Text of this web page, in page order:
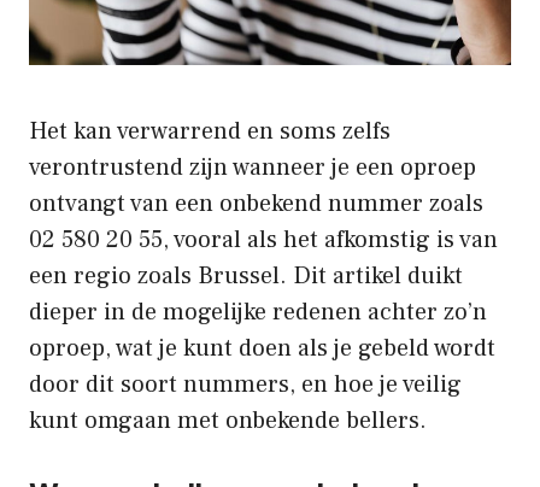
Het kan verwarrend en soms zelfs
verontrustend zijn wanneer je een oproep
ontvangt van een onbekend nummer zoals
02 580 20 55, vooral als het afkomstig is van
een regio zoals Brussel. Dit artikel duikt
dieper in de mogelijke redenen achter zo’n
oproep, wat je kunt doen als je gebeld wordt
door dit soort nummers, en hoe je veilig
kunt omgaan met onbekende bellers.